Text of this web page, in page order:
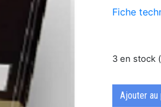
Fiche
3 en stock
Ajouter au